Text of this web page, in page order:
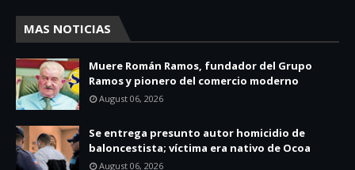
MAS NOTICIAS
Muere Román Ramos, fundador del Grupo
Ramos y pionero del comercio moderno
August 06, 2026
Se entrega presunto autor homicidio de
baloncestista; víctima era nativo de Ocoa
August 06, 2026